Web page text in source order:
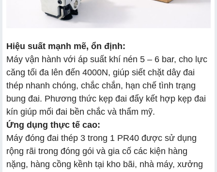
Hiệu suất mạnh mẽ, ổn định:
Máy vận hành với áp suất khí nén 5 – 6 bar, cho lực
căng tối đa lên đến 4000N, giúp siết chặt dây đai
thép nhanh chóng, chắc chắn, hạn chế tình trạng
bung đai. Phương thức kẹp đai đẩy kết hợp kẹp đai
kín giúp mối đai bền chắc và thẩm mỹ.
Ứng dụng thực tế cao:
Máy đóng đai thép 3 trong 1 PR40 được sử dụng
rộng rãi trong đóng gói và gia cố các kiện hàng
nặng, hàng cồng kềnh tại kho bãi, nhà máy, xưởng